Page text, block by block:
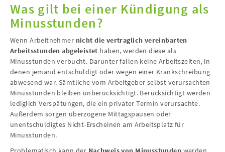
Was gilt bei einer Kündigung als
Minusstunden?
Wenn Arbeitnehmer nicht die vertraglich vereinbarten
Arbeitsstunden abgeleistet haben, werden diese als
Minusstunden verbucht. Darunter fallen keine Arbeitszeiten, in
denen jemand entschuldigt oder wegen einer Krankschreibung
abwesend war. Sämtliche vom Arbeitgeber selbst verursachten
Minusstunden bleiben unberücksichtigt. Berücksichtigt werden
lediglich Verspätungen, die ein privater Termin verursachte.
Außerdem sorgen überzogene Mittagspausen oder
unentschuldigtes Nicht-Erscheinen am Arbeitsplatz für
Minusstunden.